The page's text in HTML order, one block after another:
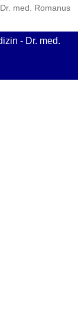
med. Romanus
- Dr. med.